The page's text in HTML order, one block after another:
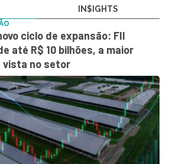
IN$IGHTS
ciclo de expansão: FII
até R$ 10 bilhões, a maior
no setor